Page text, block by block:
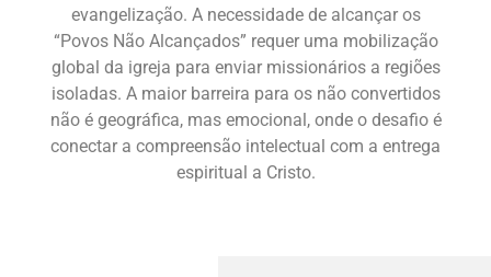
evangelização. A necessidade de alcançar os
“Povos Não Alcançados” requer uma mobilização
global da igreja para enviar missionários a regiões
isoladas. A maior barreira para os não convertidos
não é geográfica, mas emocional, onde o desafio é
conectar a compreensão intelectual com a entrega
espiritual a Cristo.